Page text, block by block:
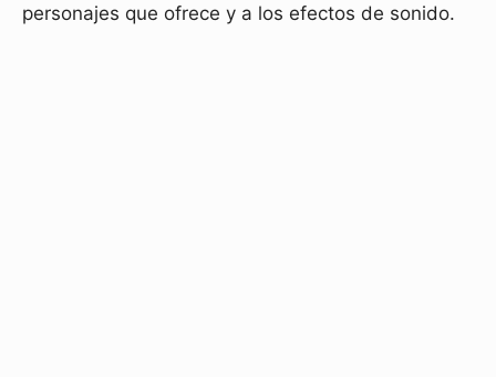
personajes que ofrece y a los efectos de sonido.